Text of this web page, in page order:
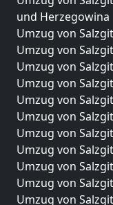
und Herzegowina
Umzug von
Umzug von
Umzug von
Umzug von
Umzug von
Umzug von
Umzug von
Umzug von
Umzug von
Umzug von
Umzug von